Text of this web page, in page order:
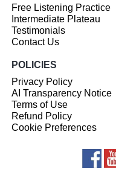
Free Listening Practice
Intermediate Plateau
Testimonials
Contact Us
POLICIES
Privacy Policy
AI Transparency Notice
Terms of Use
Refund Policy
Cookie Preferences